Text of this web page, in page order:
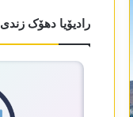
رادیۆیا دھۆک زندی